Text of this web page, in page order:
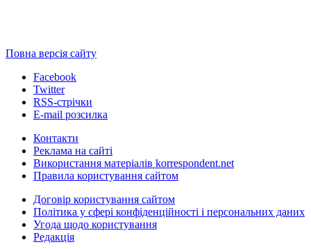
Повна версія сайту
Facebook
Twitter
RSS-стрічки
E-mail розсилка
Контакти
Реклама на сайті
Використання матеріалів korrespondent.net
Правила користування сайтом
Договір користування сайтом
Політика у сфері конфіденційності і персональних даних
Угода щодо користування
Редакція